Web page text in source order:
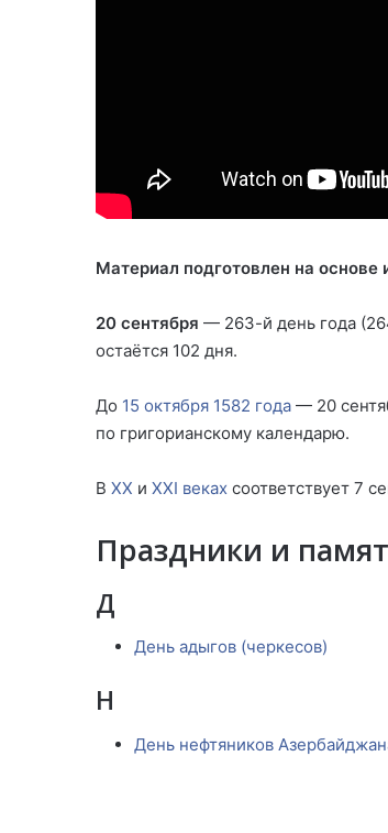
Материал подготовлен на
20 сентября — 263-й день года
остаётся 102 дня.
До 15 октября 1582 года — 20
по григорианскому календарю.
В XX и XXI веках соответствует 7
Праздники и
Д
День адыгов (черкесов)
Н
День нефтяников